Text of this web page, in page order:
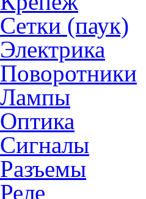
Сетки (паук)
Электрика
Поворотники
Лампы
Оптика
Сигналы
Разъемы
Реле